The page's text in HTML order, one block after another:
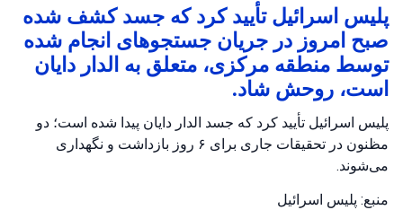
پلیس اسرائیل تأیید کرد که جسد کشف شده
صبح امروز در جریان جستجوهای انجام شده
توسط منطقه مرکزی، متعلق به الدار دایان
است، روحش شاد.
پلیس اسرائیل تأیید کرد که جسد الدار دایان پیدا شده است؛ دو
مظنون در تحقیقات جاری برای ۶ روز بازداشت و نگهداری
می‌شوند.
منبع: پلیس اسرائیل